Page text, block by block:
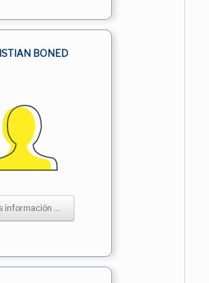
BONED
información ...